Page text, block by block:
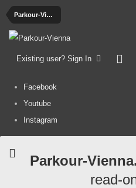
Parkour-Videos
Existing user? Sign In
Facebook
Youtube
Instagram
Parkour-
read-